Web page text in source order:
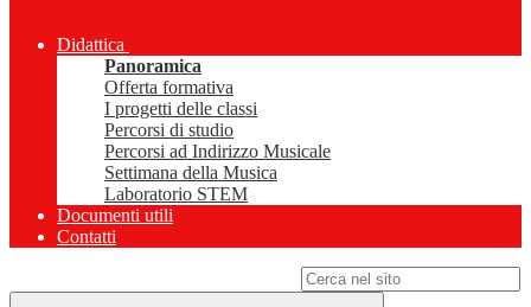
Didattica
Panoramica
Offerta formativa
I progetti delle classi
Percorsi di studio
Percorsi ad Indirizzo Musicale
Settimana della Musica
Laboratorio STEM
Documenti utili
Contatti